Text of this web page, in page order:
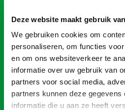
Deze website maakt gebruik
We gebruiken cookies om
personaliseren, om functies
en om ons websiteverkeer te
informatie over uw gebruik van
partners voor social media,
partners kunnen deze
informatie die u aan ze heeft